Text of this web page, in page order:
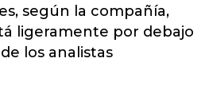
según la compañía,
ligeramente por debajo
los analistas